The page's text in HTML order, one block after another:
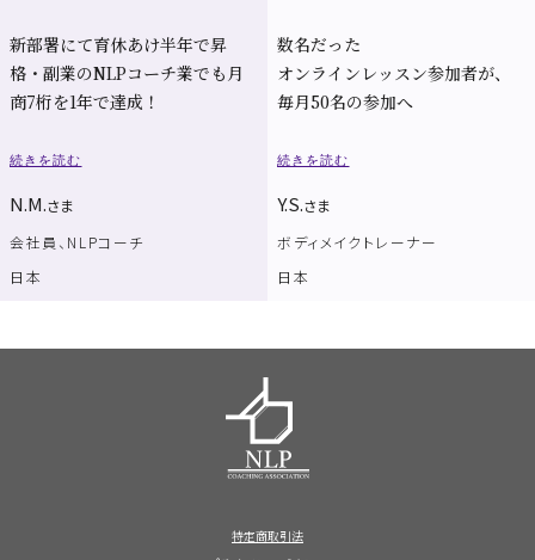
新部署にて育休あけ半年で昇
格・副業のNLPコーチ業でも月
商7桁を1年で達成！
続きを読む
N.M.さま
会社員、NLPコーチ
日本
数名だった
オンラインレッスン参加者が、
毎月50名の参加へ
続きを読む
Y.S.さま
ボディメイクトレーナー
日本
特定商取引法